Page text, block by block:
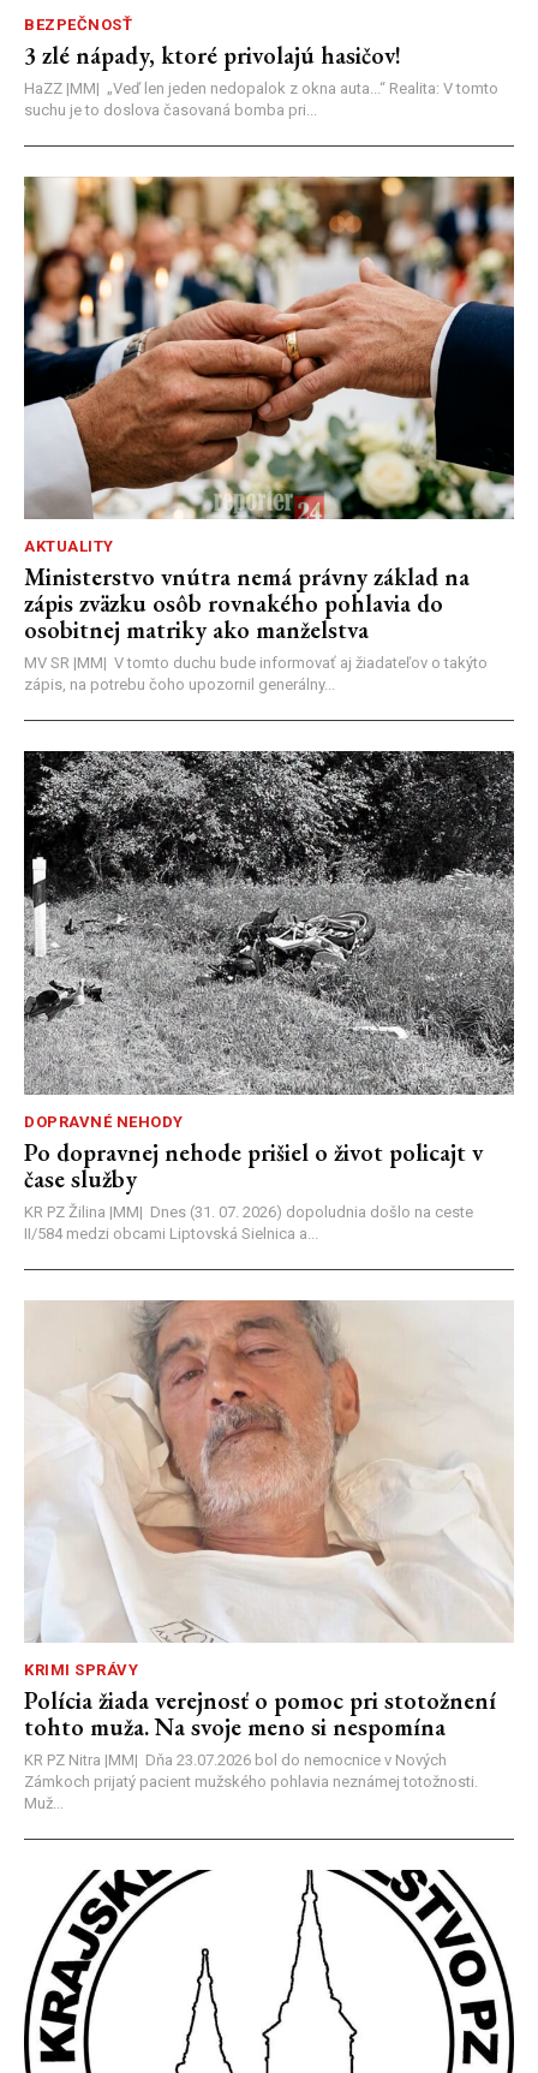
BEZPEČNOSŤ
3 zlé nápady, ktoré privolajú hasičov!
HaZZ |MM| ​„Veď len jeden nedopalok z okna auta...“ ​Realita: V tomto
suchu je to doslova časovaná bomba pri...
AKTUALITY
Ministerstvo vnútra nemá právny základ na
zápis zväzku osôb rovnakého pohlavia do
osobitnej matriky ako manželstva
MV SR |MM| V tomto duchu bude informovať aj žiadateľov o takýto
zápis, na potrebu čoho upozornil generálny...
DOPRAVNÉ NEHODY
Po dopravnej nehode prišiel o život policajt v
čase služby
KR PZ Žilina |MM| Dnes (31. 07. 2026) dopoludnia došlo na ceste
II/584 medzi obcami Liptovská Sielnica a...
KRIMI SPRÁVY
Polícia žiada verejnosť o pomoc pri stotožnení
tohto muža. Na svoje meno si nespomína
KR PZ Nitra |MM| Dňa 23.07.2026 bol do nemocnice v Nových
Zámkoch prijatý pacient mužského pohlavia neznámej totožnosti.
Muž...